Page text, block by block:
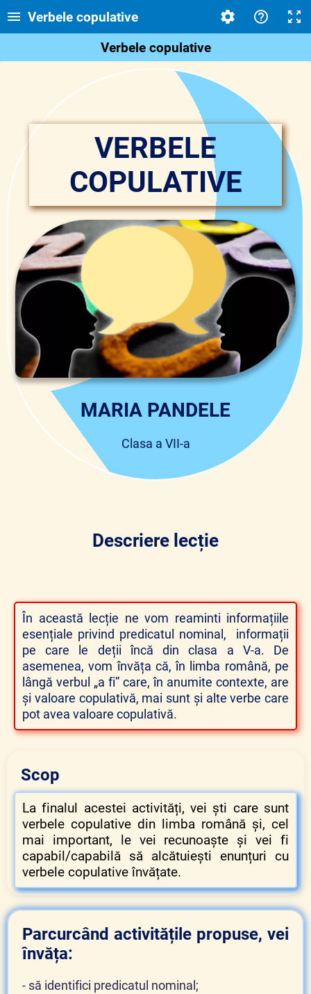
Verbele copulative
Verbele copulative
VERBELE
COPULATIVE
MARIA PANDELE
Clasa a VII-a
Descriere lecție
În această lecție ne vom reaminti informațiile
esențiale privind predicatul nominal, informații
pe care le deții încă din clasa a V-a. De
asemenea, vom învăța că, în limba română, pe
lângă verbul „a fi” care, în anumite contexte, are
și valoare copulativă, mai sunt și alte verbe care
pot avea valoare copulativă.
Scop
La finalul acestei activități, vei ști care sunt
verbele copulative din limba română și, cel
mai important, le vei recunoaște și vei fi
capabil/capabilă să alcătuiești enunțuri cu
verbele copulative învățate.
Parcurcând activitățile propuse, vei
învăța:
- să identifici predicatul nominal;